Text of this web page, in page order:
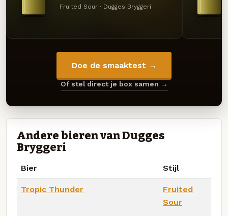
Fruited Sour · Dugges Bryggeri
Doe de smaaktest →
Of stel direct je box samen →
Andere bieren van Dugges
Bryggeri
Bier Stijl
Tropic Thunder
Fruited
Sour